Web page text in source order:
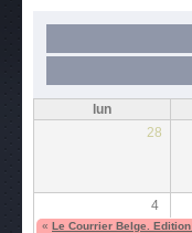
lun
28
4
« Le Courrier Belge.